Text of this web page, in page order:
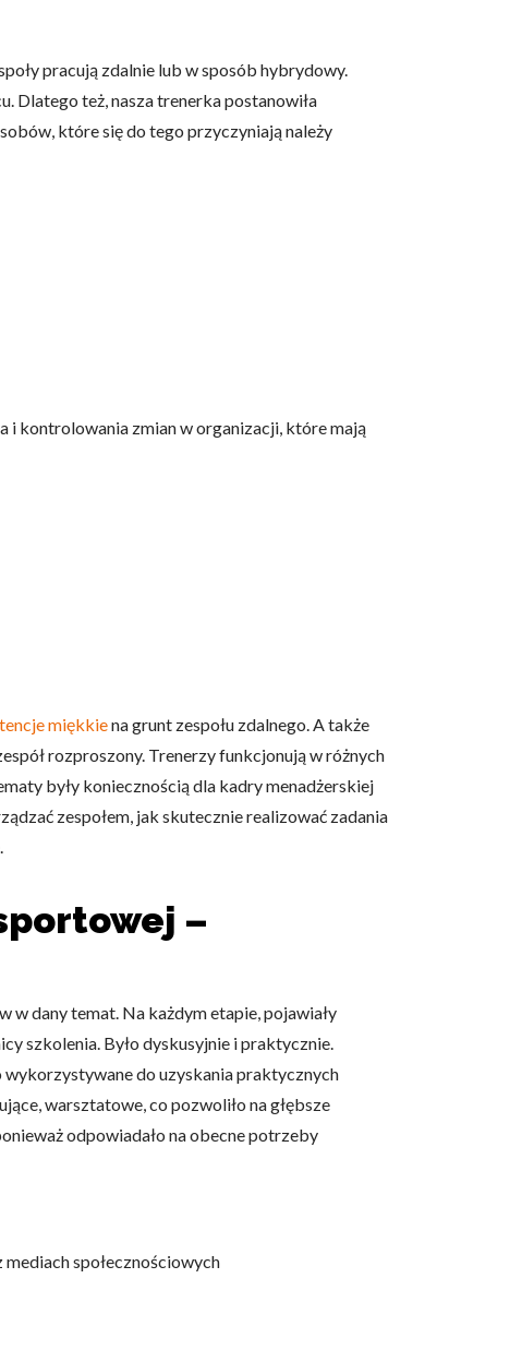
pracują zdalnie lub w sposób hybrydowy.
Dlatego też, nasza trenerka postanowiła
które się do tego przyczyniają należy
i kontrolowania zmian w organizacji, które mają
miękkiena grunt zespołu zdalnego. A także
rozproszony. Trenerzy funkcjonują w różnych
były koniecznością dla kadry menadżerskiej
zespołem, jak skutecznie realizować zadania
–
w dany temat. Na każdym etapie, pojawiały
szkolenia. Było dyskusyjnie i praktycznie.
wykorzystywane do uzyskania praktycznych
warsztatowe, co pozwoliło na głębsze
odpowiadało na obecne potrzeby
społecznościowych
Celem jest wyświetlanie
dla wydawców i
ciasteczek.